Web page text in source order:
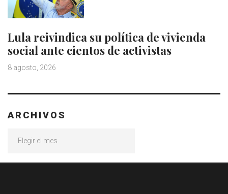
Lula reivindica su política de vivienda
social ante cientos de activistas
8 agosto, 2026
ARCHIVOS